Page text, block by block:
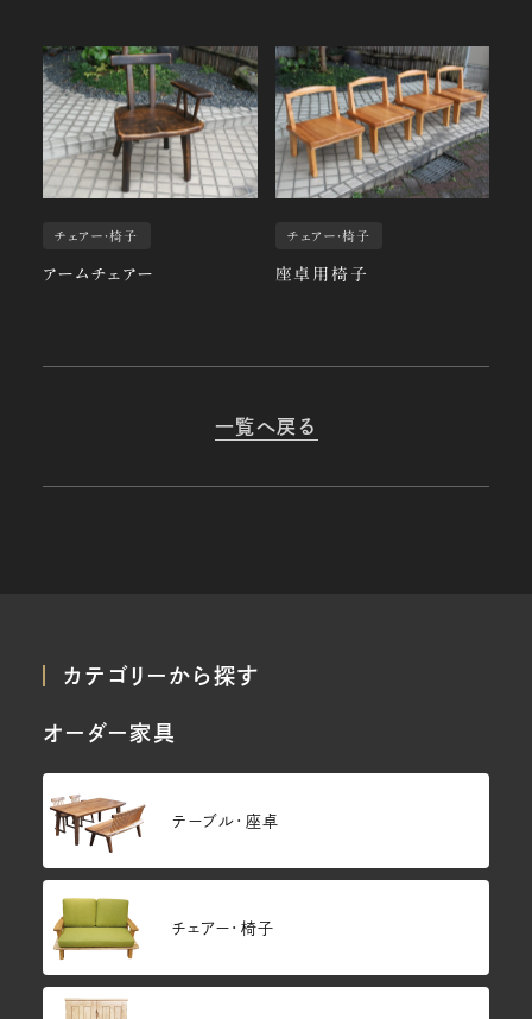
チェアー・椅子
アームチェアー
チェアー・椅子
座卓用椅子
一覧へ戻る
カテゴリーから探す
オーダー家具
テーブル・座卓
チェアー・椅子